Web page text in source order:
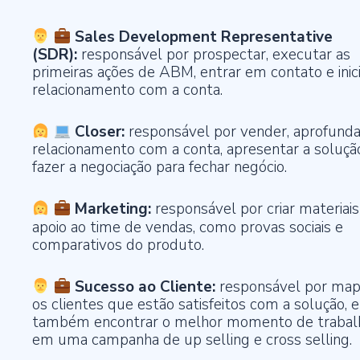
Sales Development Representative
(SDR): responsável por prospectar, executar as
primeiras ações de ABM, entrar em contato e
relacionamento com a conta.
Closer: responsável por vender,
relacionamento com a conta, apresentar a
fazer a negociação para fechar negócio.
Marketing: responsável por criar
apoio ao time de vendas, como provas sociais e
comparativos do produto.
Sucesso ao Cliente: responsável por
os clientes que estão satisfeitos com a solução, e
também encontrar o melhor momento de
em uma campanha de up selling e cross selling.